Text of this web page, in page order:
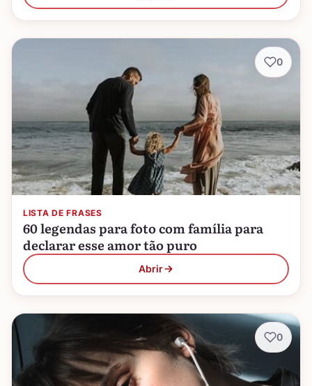
LISTA DE FRASES
60 legendas para foto com família para
declarar esse amor tão puro
Abrir
0
0